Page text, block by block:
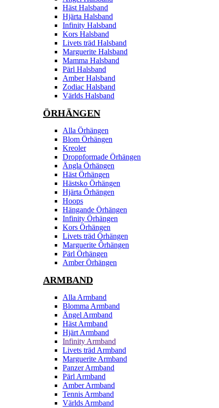
Häst Halsband
Hjärta Halsband
Infinity Halsband
Kors Halsband
Livets träd Halsband
Marguerite Halsband
Mamma Halsband
Pärl Halsband
Amber Halsband
Zodiac Halsband
Världs Halsband
ÖRHÄNGEN
Alla Örhängen
Blom Örhängen
Kreoler
Droppformade Örhängen
Ängla Örhängen
Häst Örhängen
Hästsko Örhängen
Hjärta Örhängen
Hoops
Hängande Örhängen
Infinity Örhängen
Kors Örhängen
Livets träd Örhängen
Marguerite Ôrhängen
Pärl Örhängen
Amber Örhängen
ARMBAND
Alla Armband
Blomma Armband
Ängel Armband
Häst Armband
Hjärt Armband
Infinity Armband
Livets träd Armband
Marguerite Armband
Panzer Armband
Pärl Armband
Amber Armband
Tennis Armband
Världs Armband